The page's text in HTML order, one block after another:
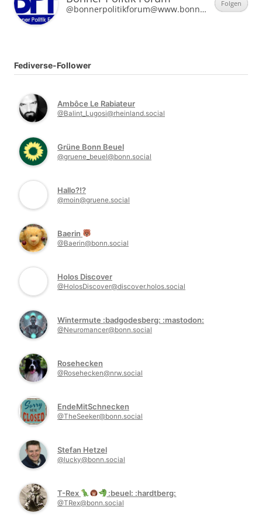
@bonnerpolitikforum@www.bonner-politik-forum.de
Folgen
Fediverse-Follower
Ambôce Le Rabiateur
@Balint_Lugosi@rheinland.social
Grüne Bonn Beuel
@gruene_beuel@bonn.social
Hallo?!?
@moin@gruene.social
Baerin
@Baerin@bonn.social
Holos Discover
@HolosDiscover@discover.holos.social
Wintermute :badgodesberg: :mastodon:
@Neuromancer@bonn.social
Rosehecken
@Rosehecken@nrw.social
EndeMitSchnecken
@TheSeeker@bonn.social
Stefan Hetzel
@lucky@bonn.social
T-Rex :beuel: :hardtberg:
@TRex@bonn.social